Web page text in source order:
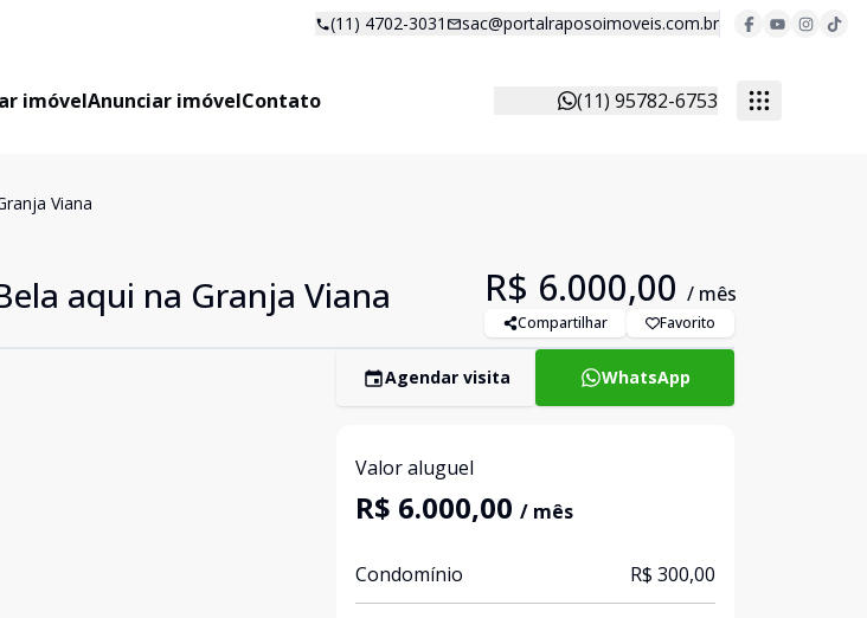
(11) 4702-3031 sac@portalraposoimoveis.com.br
imóvelAnunciar imóvelContato (11) 95782-6753
Viana
aqui na Granja Viana R$ 6.000,00 / mês
Compartilhar Favorito
Agendar visita WhatsApp
Valor aluguel
R$ 6.000,00 / mês
Condomínio R$ 300,00